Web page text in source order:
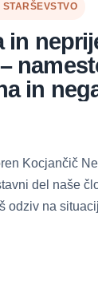
STARŠEVSTVO
in
in
Kocjančič
del naše
odziv na